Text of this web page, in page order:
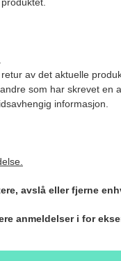
av det aktuelle
som har skrevet en
informasjon.
avslå eller fjerne
anmeldelser i for